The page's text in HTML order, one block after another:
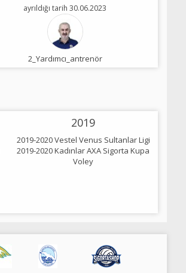
ayrıldığı tarih 30.06.2023
2_Yardımcı_antrenör
2019
2019-2020 Vestel Venus Sultanlar Ligi
2019-2020 Kadınlar AXA Sigorta Kupa
Voley